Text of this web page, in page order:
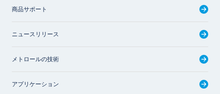
商品サポート
ニュースリリース
メトロールの技術
アプリケーション